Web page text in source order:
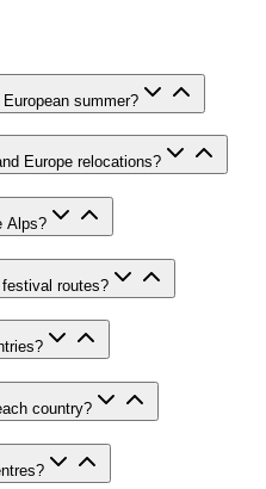
summer?
Europe relocations?
Alps?
routes?
country?